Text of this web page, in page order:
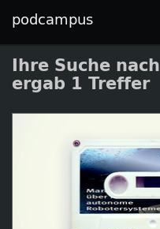
podcampus
Ihre Suche nach
ergab 1 Treffer